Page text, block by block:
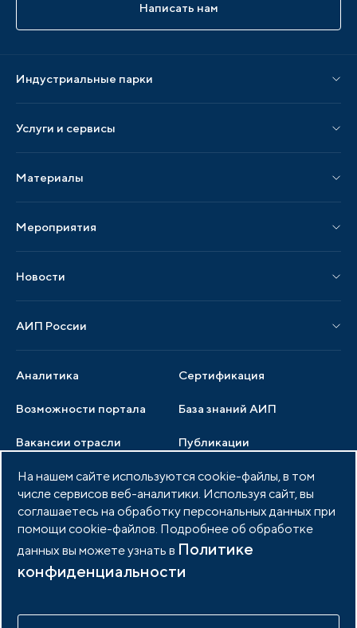
Написать нам
Индустриальные парки
Парки по регионам
Услуги и сервисы
Услуги по локализации
Аналитика Сертификация
Возможности портала
Материалы
Публикации СМИ и статьи
Образцы документов
База знаний АИП
Вакансии отрасли
Мероприятия
Мероприятия отрасли
Новости
Новости отрасли
Публикации
Медиатека Тендеры
АИП России
Члены ассоциации
Услуги ассоциации
Документы АИП
Партнеры ассоциации
Фото и видео
Членство в АИП Войти в личный кабинет
На нашем сайте используются cookie-файлы, в том
числе сервисов веб-аналитики. Используя сайт, вы
соглашаетесь на обработку персональных данных при
помощи cookie-файлов. Подробнее об обработке
данных вы можете узнать в Политике
конфиденциальности